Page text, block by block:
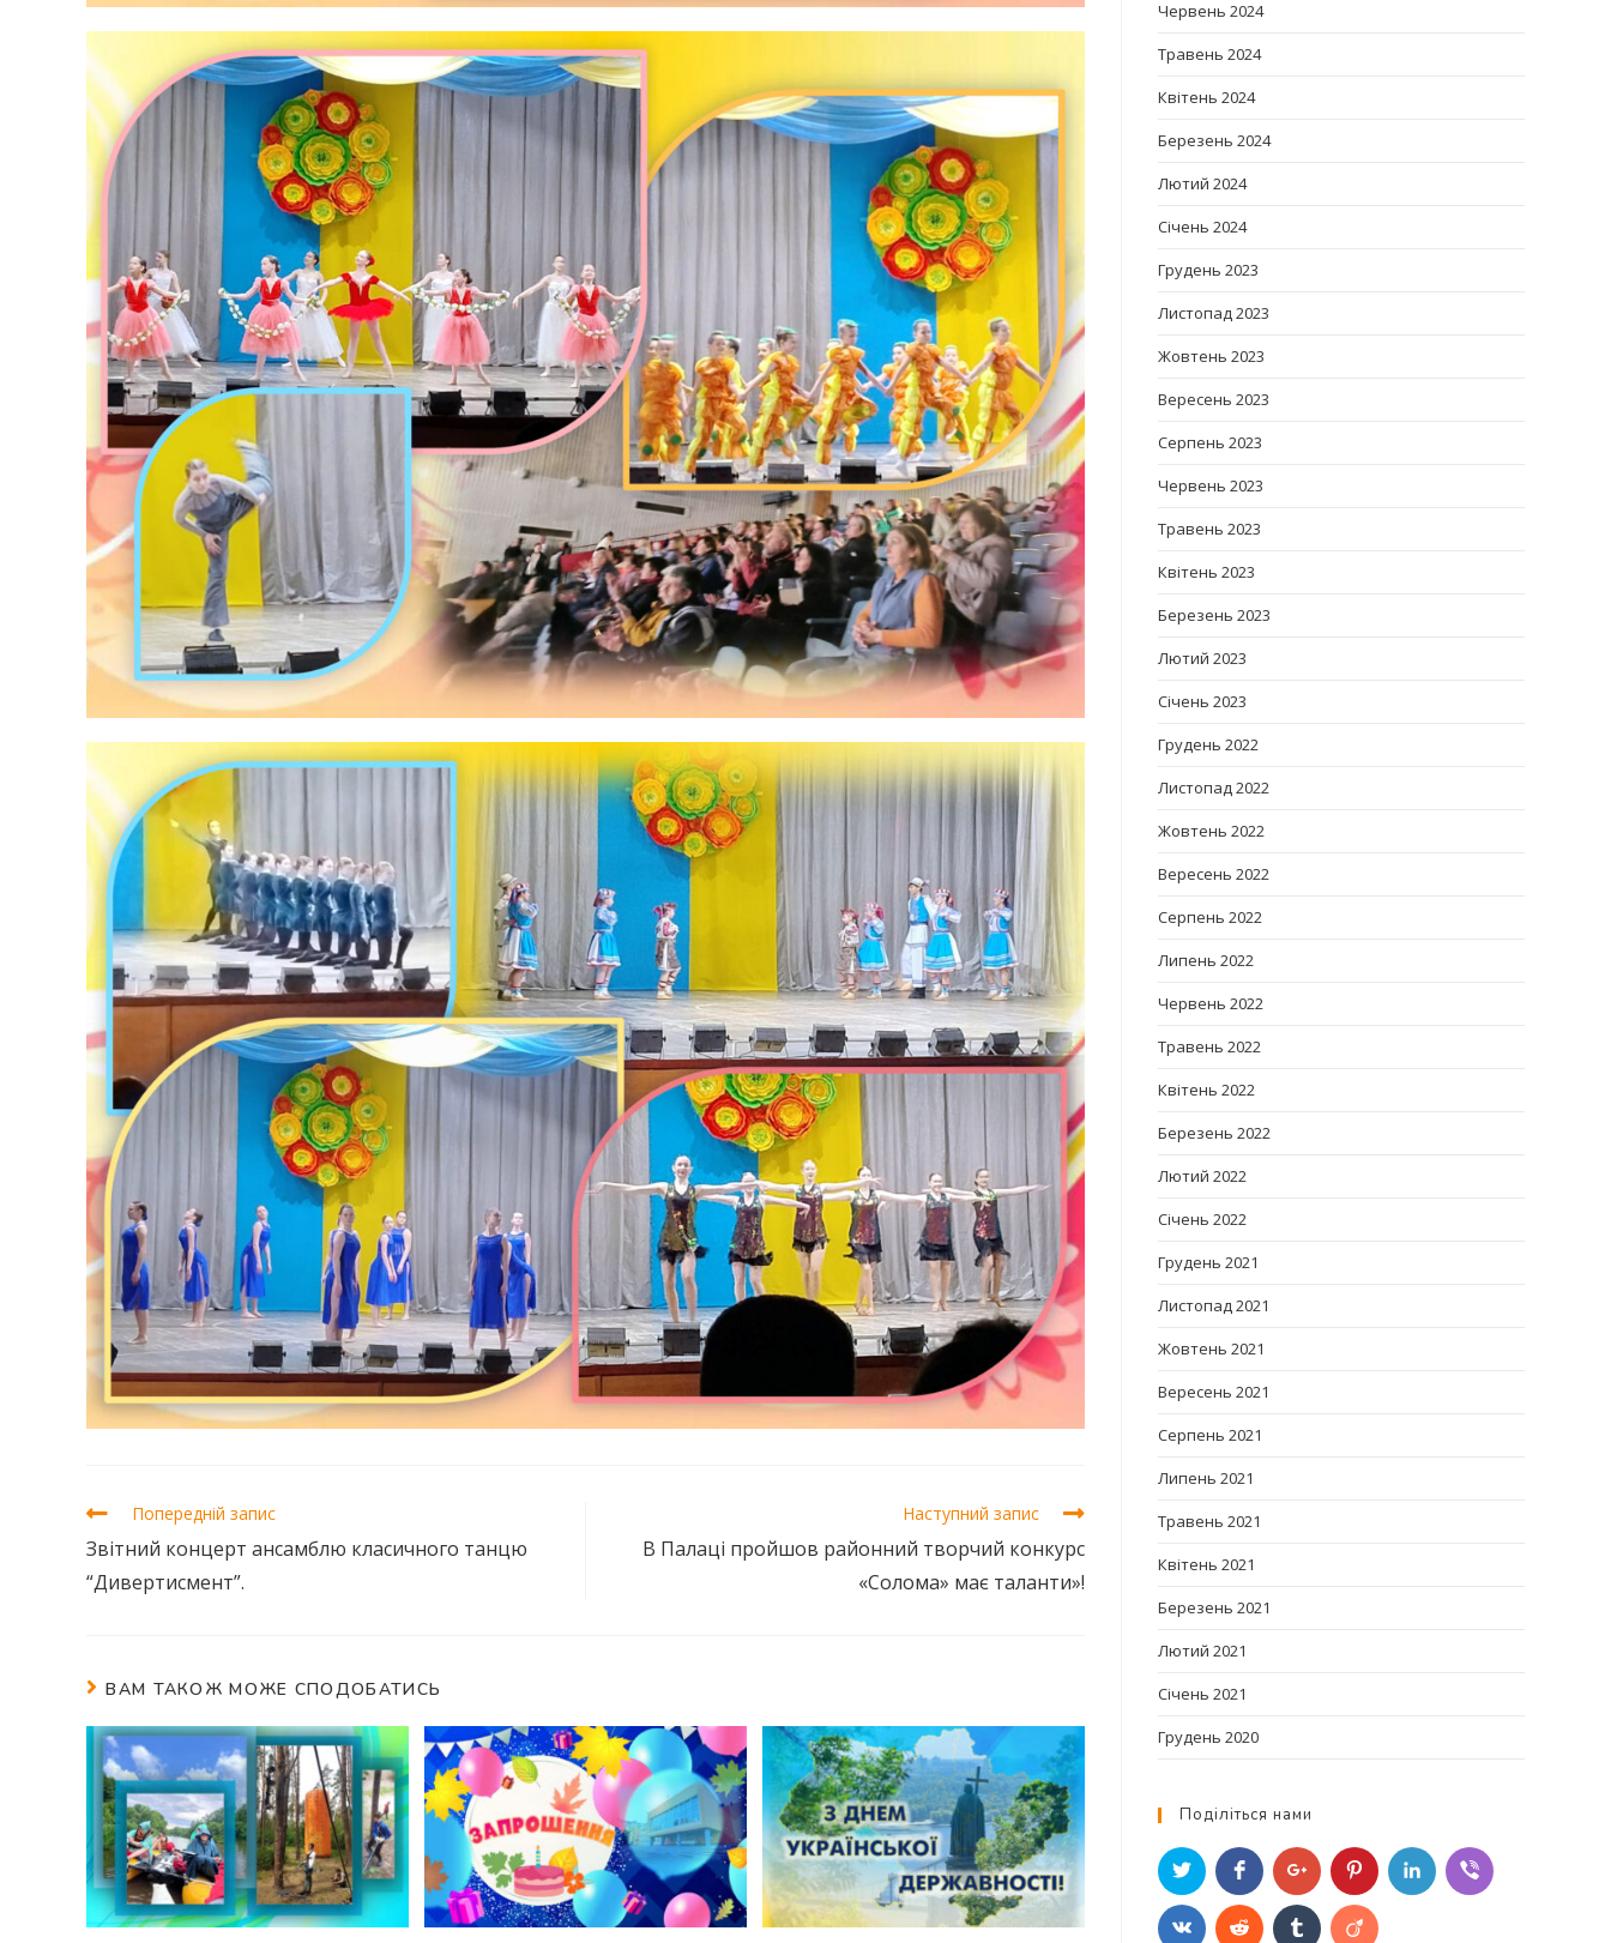
Попередній запис
Звітний концерт ансамблю класичного танцю
“Дивертисмент”.
Наступний запис
В Палаці пройшов районний творчий конкурс
«Солома» має таланти»!
ВАМ ТАКОЖ МОЖЕ СПОДОБАТИСЬ
Червень 2024
Травень 2024
Квітень 2024
Березень 2024
Лютий 2024
Січень 2024
Грудень 2023
Листопад 2023
Жовтень 2023
Вересень 2023
Серпень 2023
Червень 2023
Травень 2023
Квітень 2023
Березень 2023
Лютий 2023
Січень 2023
Грудень 2022
Листопад 2022
Жовтень 2022
Вересень 2022
Серпень 2022
Липень 2022
Червень 2022
Травень 2022
Квітень 2022
Березень 2022
Лютий 2022
Січень 2022
Грудень 2021
Листопад 2021
Жовтень 2021
Вересень 2021
Серпень 2021
Липень 2021
Травень 2021
Квітень 2021
Березень 2021
Лютий 2021
Січень 2021
Грудень 2020
Поділіться нами